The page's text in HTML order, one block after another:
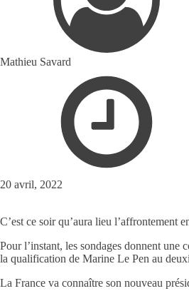
Mathieu Savard
20 avril, 2022
C’est ce soir qu’aura lieu l’affrontement
Pour l’instant, les sondages donnent une
la qualification de Marine Le Pen au
La France va connaître son nouveau